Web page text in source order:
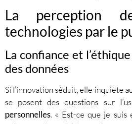
La perception
technologies par le
La confiance et
des données
Si l’innovation séduit, elle inquiète
se posent des questions sur
personnelles. « Est-ce que je suis